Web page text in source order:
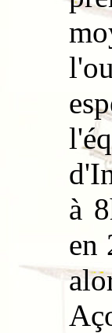
à
en